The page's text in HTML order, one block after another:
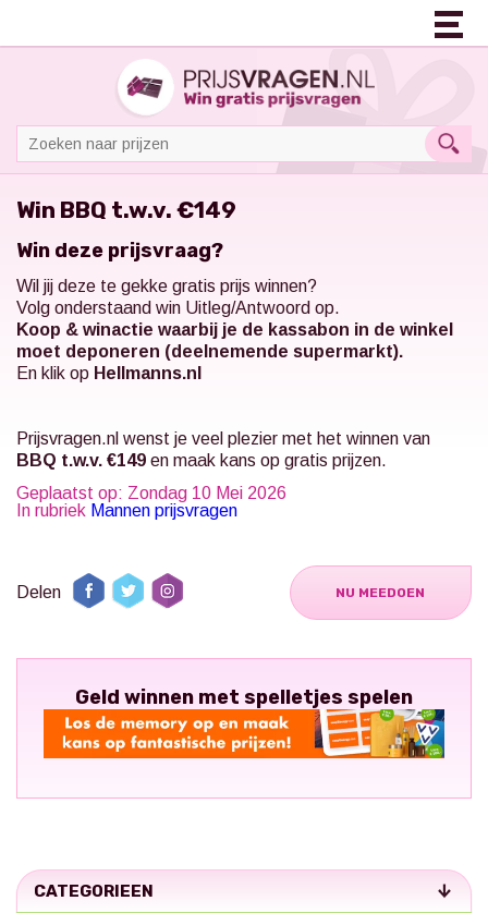
Win BBQ t.w.v. €149
Win deze prijsvraag?
Wil jij deze te gekke gratis prijs winnen?
Volg onderstaand win Uitleg/Antwoord op.
Koop & winactie waarbij je de kassabon in de winkel
moet deponeren (deelnemende supermarkt).
En klik op Hellmanns.nl
Prijsvragen.nl wenst je veel plezier met het winnen van
BBQ t.w.v. €149 en maak kans op gratis prijzen.
Geplaatst op: Zondag 10 Mei 2026
In rubriek Mannen prijsvragen
Delen NU MEEDOEN
Geld winnen met spelletjes spelen
CATEGORIEEN